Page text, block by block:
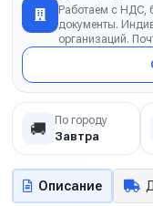
Работаем с НДС,
документы.
организаций.
🚚 По городу
Завтра
Описание